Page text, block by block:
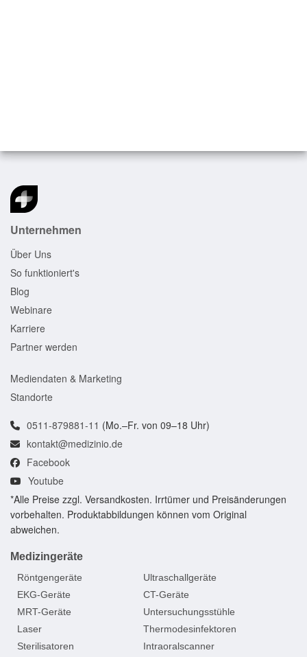
Unternehmen
Über Uns
So funktioniert's
Blog
Webinare
Karriere
Partner werden
Mediendaten & Marketing
Standorte
0511-879881-11 (Mo.–Fr. von 09–18 Uhr)
kontakt@medizinio.de
Facebook
Youtube
*Alle Preise zzgl. Versandkosten. Irrtümer und Preisänderungen
vorbehalten. Produktabbildungen können vom Original
abweichen.
Medizingeräte
Röntgengeräte
Ultraschallgeräte
EKG-Geräte
CT-Geräte
MRT-Geräte
Untersuchungsstühle
Laser
Thermodesinfektoren
Sterilisatoren
Intraoralscanner